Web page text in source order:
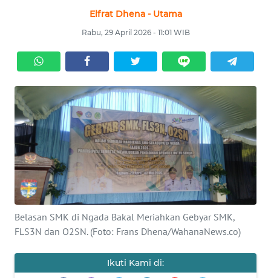
Elfrat Dhena - Utama
Rabu, 29 April 2026 - 11:01 WIB
Belasan SMK di Ngada Bakal Meriahkan Gebyar SMK,
FLS3N dan O2SN. (Foto: Frans Dhena/WahanaNews.co)
Ikuti Kami di:
SERBA-
SERBI
LABUAN
BAJO
OPINI
Informasi
INDEKS
BERITA
KONTAK